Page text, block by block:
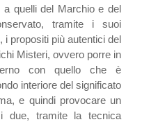
a quelli del Marchio e del
tramite i suoi
i propositi più autentici del
Misteri, ovvero porre in
con quello che è
interiore del significato
e quindi provocare un
due, tramite la tecnica